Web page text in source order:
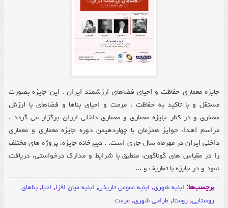
جایزه معماری حفاظت و احیای فضاهای ارزشمند ایران . این جایزه بصورت
مستقل و با تاکید به حفاظت ، مرمت و احیای بناها و فضاهای با ارزش
معماری و در کنار جایزه معماری و معماری داخلی ایران برگزار می گردد .
مراسم اهداء جوایز همزمان با چهاردهیمن دوره جایزه معماری و معماری
داخلی ایران در مهرماه سال جاری است. . دبیرخانه جایزه، پروژه های مختلف
را در مقیاس های گوناگون، منطبق با شرایط و مدارک درخواستی، دریافت
نمود و در جایزه با تعاریف و ...
برچسب‌ها: ابنیه شهری, ابنیه عمومی تاریخی, ابنیه میان افزا, احیا,بناهای
روستایی,روستا,طراحی شهری,مرمت